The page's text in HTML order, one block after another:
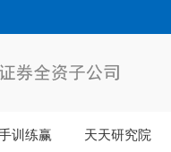
训练赢 天天研究院